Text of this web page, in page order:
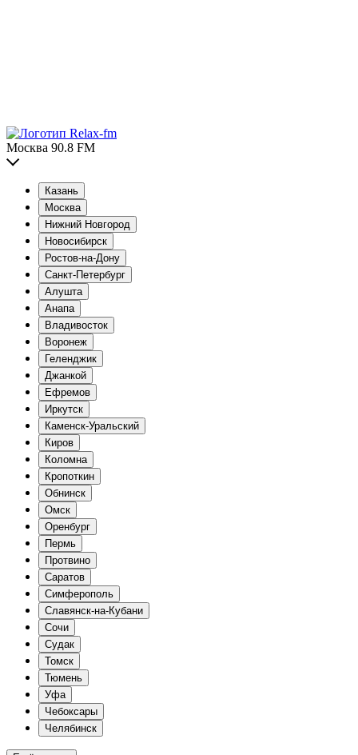
Москва 90.8 FM
Казань
Москва
Нижний Новгород
Новосибирск
Ростов-на-Дону
Санкт-Петербург
Алушта
Анапа
Владивосток
Воронеж
Геленджик
Джанкой
Ефремов
Иркутск
Каменск-Уральский
Киров
Коломна
Кропоткин
Обнинск
Омск
Оренбург
Пермь
Протвино
Саратов
Симферополь
Славянск-на-Кубани
Сочи
Судак
Томск
Тюмень
Уфа
Чебоксары
Челябинск